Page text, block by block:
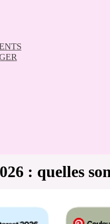
: quelles